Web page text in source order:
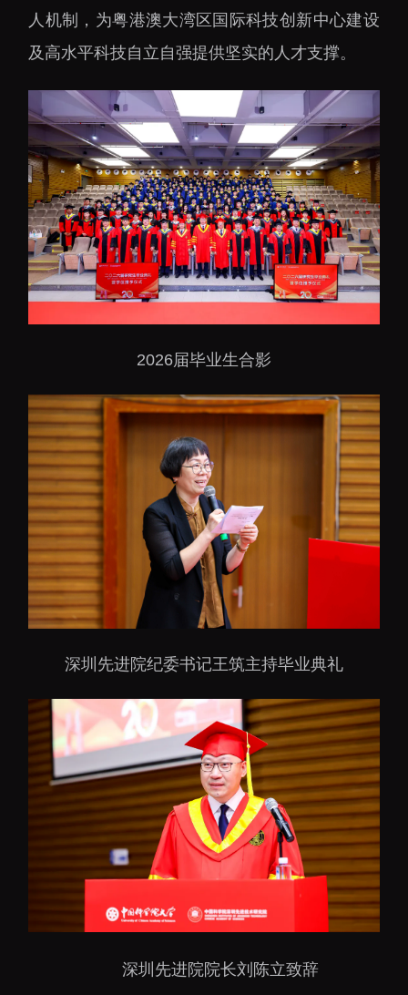
人机制，为粤港澳大湾区国际科技创新中心建设
及高水平科技自立自强提供坚实的人才支撑。
2026届毕业生合影
深圳先进院纪委书记王筑主持毕业典礼
深圳先进院院长刘陈立致辞